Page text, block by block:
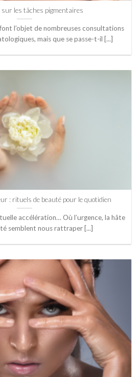
les tâches pigmentaires
l’objet de nombreuses consultations
mais que se passe-t-il [...]
: rituels de beauté pour le quotidien
accélération… Où l’urgence, la hâte
semblent nous rattraper [...]